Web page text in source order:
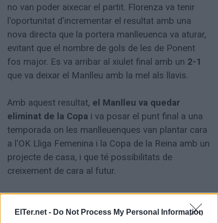
ElTer.net - Do Not Process My Personal Information
no van poder aixecar el partit. Florenza va tenir
l'oportunitat d'incrementar el resultat amb una
nova directa que la portera manlleuenca va aturar,
evitant que el nombre de gols de les de Ponent
fos major. Es va arribar al xiulet final amb un 2-1
que va deixar el Manlleu amb la mel als llavis.
Amb aquest resultat, el Manlleu va quedar
eliminat de la Copa i va posar el punt final a una
temporada on les manlleuenques van plantar cara
a l'OK Lliga Femenina i la Copa de la Reina amb un
projecte de casa, i que té possibilitats de
creixement de cara al futur.
Territorial (69-56)